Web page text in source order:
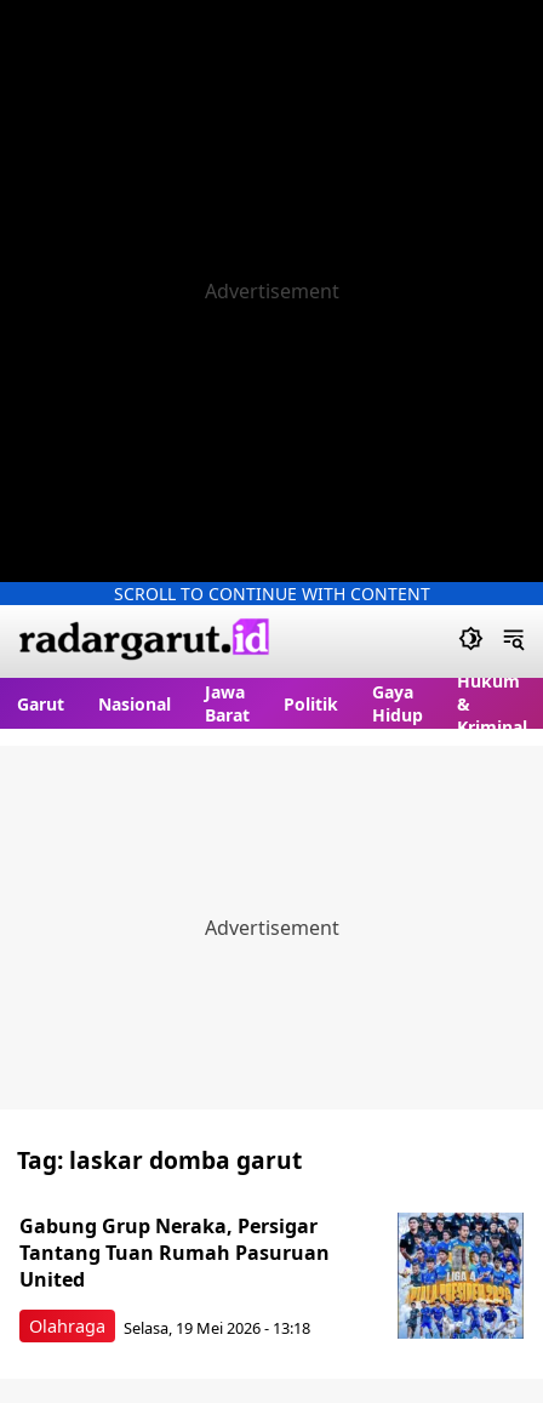
SCROLL TO CONTINUE WITH CONTENT
Garut Nasional
Jawa
Barat
Politik
Gaya
Hidup
Hukum
&
Kriminal
Tag: laskar domba garut
Olahraga
Gabung Grup Neraka, Persigar
Tantang Tuan Rumah Pasuruan
United
Selasa, 19 Mei 2026 - 13:18